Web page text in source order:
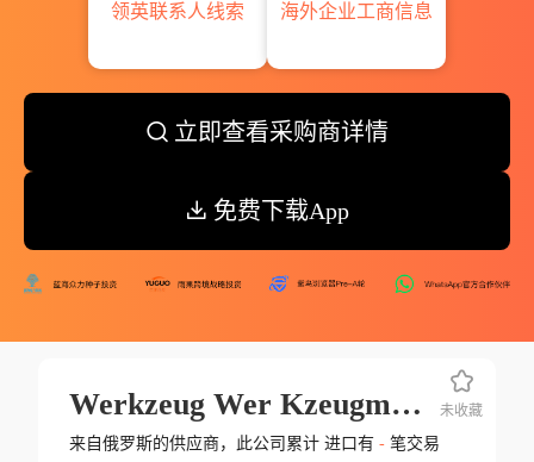
领英联系人线索
海外企业工商信息
立即查看采购商详情
免费下载App
Werkzeug Wer Kzeugmaschinenbau Ziegenhain Gmbh
来自俄罗斯的供应商，此公司累计 进口有 -笔交易
未收藏